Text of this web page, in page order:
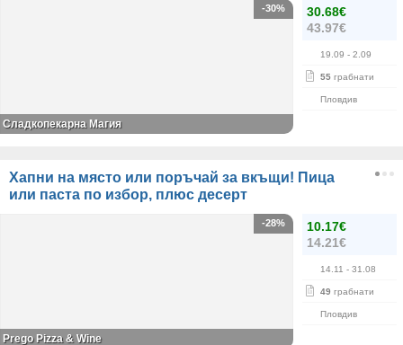
30.68€
43.97€
19.09 - 2.09
55 грабнати
Пловдив
-30%
Сладкопекарна Магия
Хапни на място или поръчай за вкъщи! Пица
или паста по избор, плюс десерт
10.17€
14.21€
14.11 - 31.08
49 грабнати
Пловдив
-28%
Prego Pizza & Wine